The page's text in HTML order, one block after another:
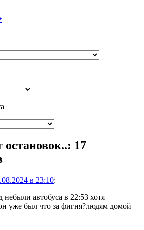
остановок..: 17
в 23:10:
небыли автобуса в 22:53 хотя
уже был что за фигня?людям домой